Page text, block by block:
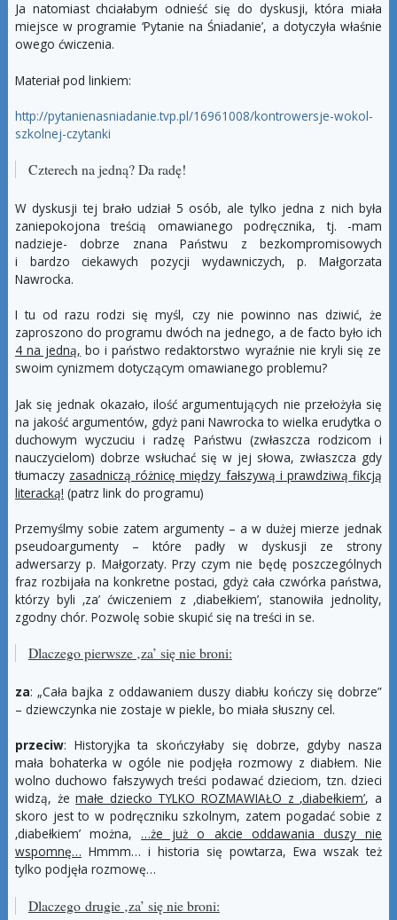
Ja natomiast chciałabym odnieść się do dyskusji, która miała
miejsce w programie ‘Pytanie na Śniadanie’, a dotyczyła właśnie
owego ćwiczenia.
Materiał pod linkiem:
http://pytanienasniadanie.tvp.pl/16961008/kontrowersje-wokol-
szkolnej-czytanki
Czterech na jedną? Da radę!
W dyskusji tej brało udział 5 osób, ale tylko jedna z nich była
zaniepokojona treścią omawianego podręcznika, tj. -mam
nadzieje- dobrze znana Państwu z bezkompromisowych
i bardzo ciekawych pozycji wydawniczych, p. Małgorzata
Nawrocka.
I tu od razu rodzi się myśl, czy nie powinno nas dziwić, że
zaproszono do programu dwóch na jednego, a de facto było ich
4 na jedną, bo i państwo redaktorstwo wyraźnie nie kryli się ze
swoim cynizmem dotyczącym omawianego problemu?
Jak się jednak okazało, ilość argumentujących nie przełożyła się
na jakość argumentów, gdyż pani Nawrocka to wielka erudytka o
duchowym wyczuciu i radzę Państwu (zwłaszcza rodzicom i
nauczycielom) dobrze wsłuchać się w jej słowa, zwłaszcza gdy
tłumaczy zasadniczą różnicę między fałszywą i prawdziwą fikcją
literacką! (patrz link do programu)
Przemyślmy sobie zatem argumenty – a w dużej mierze jednak
pseudoargumenty – które padły w dyskusji ze strony
adwersarzy p. Małgorzaty. Przy czym nie będę poszczególnych
fraz rozbijała na konkretne postaci, gdyż cała czwórka państwa,
którzy byli ‚za’ ćwiczeniem z ‚diabełkiem’, stanowiła jednolity,
zgodny chór. Pozwolę sobie skupić się na treści in se.
Dlaczego pierwsze ‚za’ się nie broni:
za: „Cała bajka z oddawaniem duszy diabłu kończy się dobrze”
– dziewczynka nie zostaje w piekle, bo miała słuszny cel.
przeciw: Historyjka ta skończyłaby się dobrze, gdyby nasza
mała bohaterka w ogóle nie podjęła rozmowy z diabłem. Nie
wolno duchowo fałszywych treści podawać dzieciom, tzn. dzieci
widzą, żemałe dziecko TYLKO ROZMAWIAŁO z ‚diabełkiem’, a
skoro jest to w podręczniku szkolnym, zatem pogadać sobie z
‚diabełkiem’ można, …że już o akcie oddawania duszy nie
wspomnę… Hmmm… i historia się powtarza, Ewa wszak też
tylko podjęła rozmowę…
Dlaczego drugie ‚za’ się nie broni: